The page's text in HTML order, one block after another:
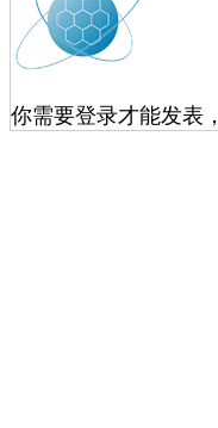
你需要登录才能发表，